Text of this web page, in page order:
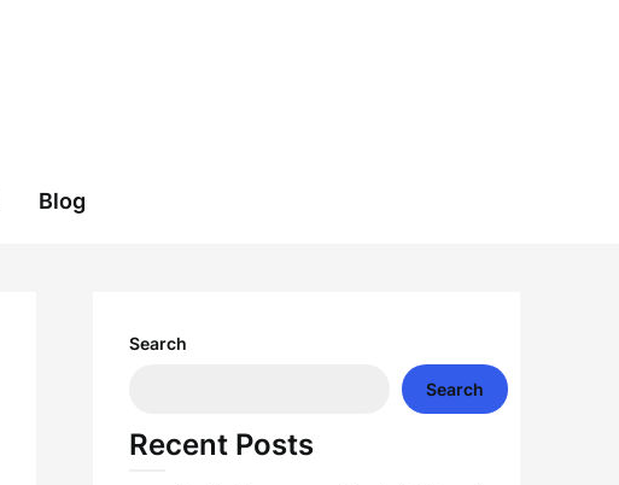
Blog
Search
Search
Recent Posts